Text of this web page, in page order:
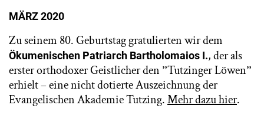
MÄRZ 2020
Zu seinem 80. Geburtstag gratulierten wir dem
Ökumenischen Patriarch Bartholomaios I., der als
erster orthodoxer Geistlicher den ˮTutzinger Löwenˮ
erhielt – eine nicht dotierte Auszeichnung der
Evangelischen Akademie Tutzing.Mehr dazu hier.